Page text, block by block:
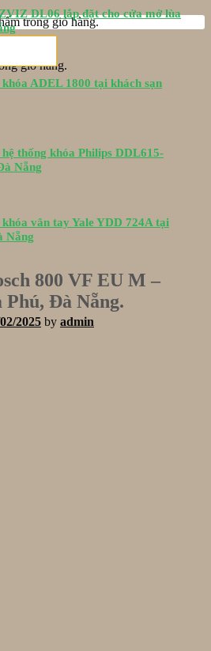
trong giỏ hàng.
giỏ hàng.
DL06 lắp đặt cho cửa mở lùa
ADEL 1800 tại khách sạn
thống khóa Philips DDL615-
Nẵng
vân tay Yale YDD 724A tại
Nẵng
800 VF EU M –
Đà Nẵng.
2025 by admin